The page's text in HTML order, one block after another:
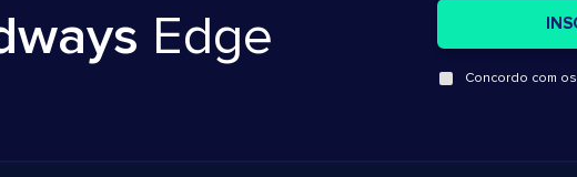
Edge
Concordo com os